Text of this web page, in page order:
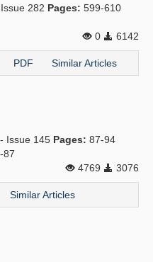
282 Pages: 599-610
0
6142
PDF Similar Articles
Issue 145 Pages: 87-94
87
4769
3076
Similar Articles